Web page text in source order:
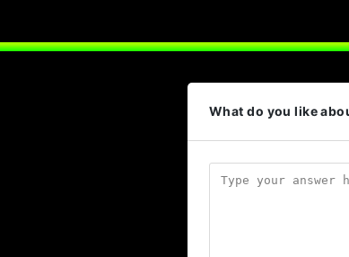
What do you like